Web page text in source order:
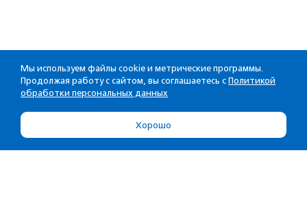
Мы используем файлы cookie и метрические программы.
Продолжая работу с сайтом, вы соглашаетесь с Политикой
обработки персональных данных
Хорошо